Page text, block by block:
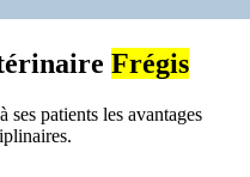
Frégis
patients les avantages